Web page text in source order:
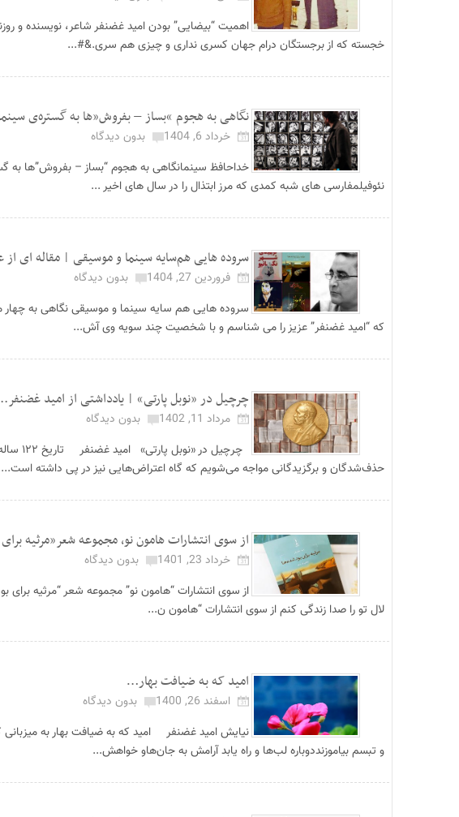
اهمیت “بیضایی” بودن امید غضنفر شاعر، نویسنده و
خجسته که از برجستگان درام جهان کسری نداری و چیزی هم سری.&#...
نگاهی به هجوم “بساز – بفروش”ها به گستره‌ی
خرداد 6, 1404
بدون دیدگاه
خداحافظ سینمانگاهی به هجوم “بساز – بفروش”ها به
نئوفیلمفارسی های شبه کمدی که مرز ابتذال را در سال های اخیر ...
سروده هایی هم‌سایه سینما و موسیقی | مقاله ای از
فروردین 27, 1404
بدون دیدگاه
سروده هایی هم سایه سینما و موسیقی نگاهی به
که “امید غضنفر” عزیز را می شناسم و با شخصیت چند سویه وی آش...
چرچیل در «نوبل پارتی» | یادداشتی از امید
مرداد 11, 1402
بدون دیدگاه
حذف‌شدگان و برگزیدگانی مواجه می‌شویم که گاه اعتراض‌هایی نیز در پی داشته
از سوی انتشارات هامون نو، مجموعه شعر”مرثیه
خرداد 23, 1401
بدون دیدگاه
از سوی انتشارات “هامون نو” مجموعه شعر “مرثیه
لال تو را صدا زندگی کنم از سوی انتشارات “هامون ن...
امید که به ضیافت بهار…
اسفند 26, 1400
بدون دیدگاه
نیایش امید غضنفر امید که به ضیافت بهار به
و تبسم بیاموزنددوباره لب‌ها و راه یابد آرامش به جان‌هاو خواهش...